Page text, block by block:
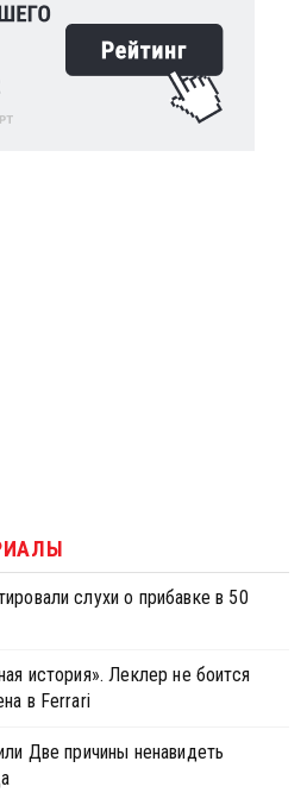
слухи о прибавке в 50
история». Леклер не боится
в Ferrari
Две причины ненавидеть